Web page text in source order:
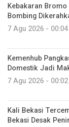
Kebakaran Bromo
Bombing
7 Agu 2026 -
Kemenhub
Domestik Jadi
7 Agu 2026 -
Kali Bekasi
Bekasi Desak